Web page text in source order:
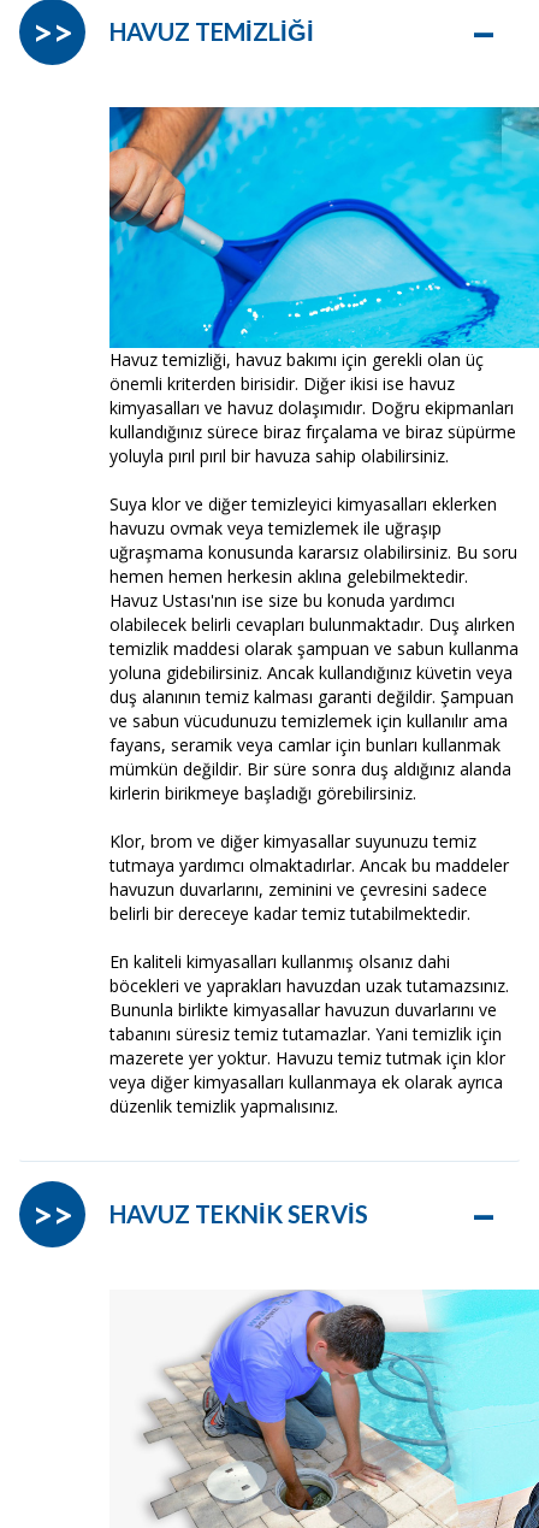
HAVUZ TEMİZLİĞİ –
>>
Havuz temizliği, havuz bakımı için gerekli olan üç
önemli kriterden birisidir. Diğer ikisi ise havuz
kimyasalları ve havuz dolaşımıdır. Doğru ekipmanları
kullandığınız sürece biraz fırçalama ve biraz süpürme
yoluyla pırıl pırıl bir havuza sahip olabilirsiniz.
Suya klor ve diğer temizleyici kimyasalları eklerken
havuzu ovmak veya temizlemek ile uğraşıp
uğraşmama konusunda kararsız olabilirsiniz. Bu soru
hemen hemen herkesin aklına gelebilmektedir.
Havuz Ustası'nın ise size bu konuda yardımcı
olabilecek belirli cevapları bulunmaktadır. Duş alırken
temizlik maddesi olarak şampuan ve sabun kullanma
yoluna gidebilirsiniz. Ancak kullandığınız küvetin veya
duş alanının temiz kalması garanti değildir. Şampuan
ve sabun vücudunuzu temizlemek için kullanılır ama
fayans, seramik veya camlar için bunları kullanmak
mümkün değildir. Bir süre sonra duş aldığınız alanda
kirlerin birikmeye başladığı görebilirsiniz.
Klor, brom ve diğer kimyasallar suyunuzu temiz
tutmaya yardımcı olmaktadırlar. Ancak bu maddeler
havuzun duvarlarını, zeminini ve çevresini sadece
belirli bir dereceye kadar temiz tutabilmektedir.
En kaliteli kimyasalları kullanmış olsanız dahi
böcekleri ve yaprakları havuzdan uzak tutamazsınız.
Bununla birlikte kimyasallar havuzun duvarlarını ve
tabanını süresiz temiz tutamazlar. Yani temizlik için
mazerete yer yoktur. Havuzu temiz tutmak için klor
veya diğer kimyasalları kullanmaya ek olarak ayrıca
düzenlik temizlik yapmalısınız.
HAVUZ TEKNİK SERVİS –
>>